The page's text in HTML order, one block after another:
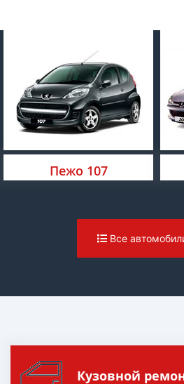
Пежо 107
Все
Кузовной